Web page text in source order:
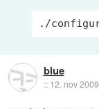
./
blue
:: 12. nov